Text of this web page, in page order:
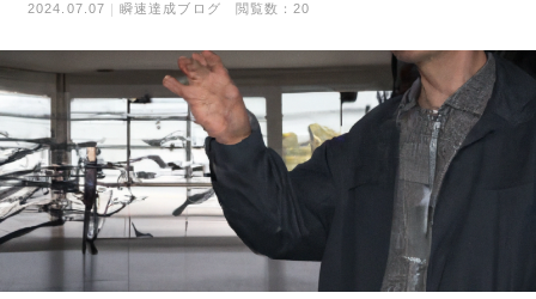
2024.07.07 瞬速達成ブログ 閲覧数：20